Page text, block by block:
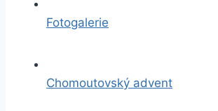
Fotogalerie
Chomoutovský advent